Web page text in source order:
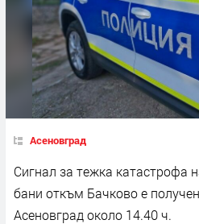
Асеновград
Сигнал за тежка катастрофа
бани откъм Бачково е
Асеновград около 14.40 ч.